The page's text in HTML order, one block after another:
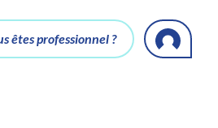
êtes professionnel ?